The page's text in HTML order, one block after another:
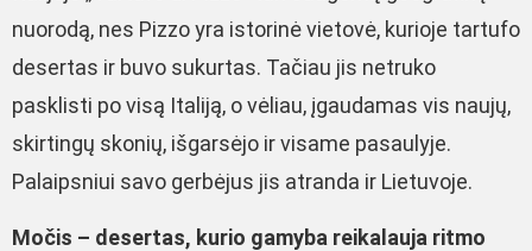
nuorodą, nes Pizzo yra istorinė vietovė, kurioje tartufo
desertas ir buvo sukurtas. Tačiau jis netruko
pasklisti po visą Italiją, o vėliau, įgaudamas vis naujų,
skirtingų skonių, išgarsėjo ir visame pasaulyje.
Palaipsniui savo gerbėjus jis atranda ir Lietuvoje.
Močis – desertas, kurio gamyba reikalauja ritmo